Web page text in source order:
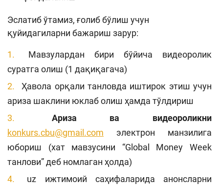
Эслатиб ўтамиз, ғолиб бўлиш учун
қуйидагиларни бажариш зарур:
Мавзулардан бири бўйича видеоролик
суратга олиш (1 дақиқагача)
Ҳавола орқали танловда иштирок этиш учун
ариза шаклини юклаб олиш ҳамда тўлдириш
Ариза ва видеороликни
konkurs.cbu@gmail.com электрон манзилига
юбориш (хат мавзусини “Global Money Week
танлови” деб номлаган ҳолда)
uz ижтимоий саҳифаларида анонсларни